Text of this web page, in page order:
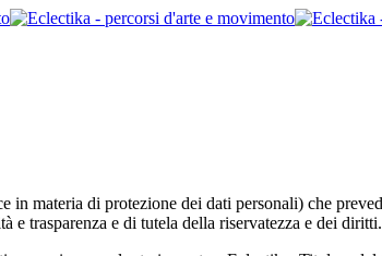
materia di protezione dei dati personali) che
e trasparenza e di tutela della riservatezza e dei diritti.